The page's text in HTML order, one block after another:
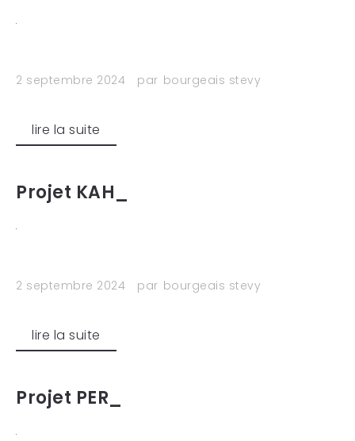
2 septembre 2024 par bourgeais stevy
lire la suite
Projet KAH_
2 septembre 2024 par bourgeais stevy
lire la suite
Projet PER_